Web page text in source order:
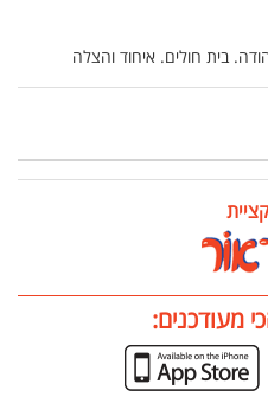
בית חולים. איחוד והצלה
מעודכנים: